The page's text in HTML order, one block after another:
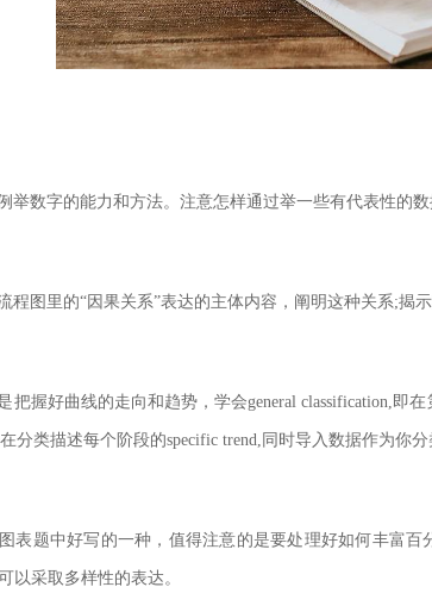
举数字的能力和方法。注意怎样通过举一些有代表性的数
程图里的“因果关系”表达的主体内容，阐明这种关系;揭
把握好曲线的走向和趋势，学会general classification,即
分类描述每个阶段的specific trend,同时导入数据作为你分
表题中好写的一种，值得注意的是要处理好如何丰富
以采取多样性的表达。